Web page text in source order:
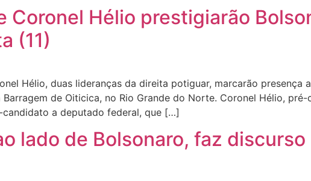
Coronel Hélio prestigiarão
(11)
Hélio, duas lideranças da direita potiguar, marcarão
Barragem de Oiticica, no Rio Grande do Norte. Coronel Hélio,
a deputado federal, que […]
lado de Bolsonaro, faz